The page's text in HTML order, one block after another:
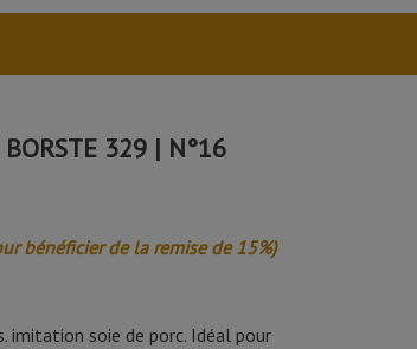
329 | N°16
bénéficier de la remise de 15%)
imitation soie de porc. Idéal pour